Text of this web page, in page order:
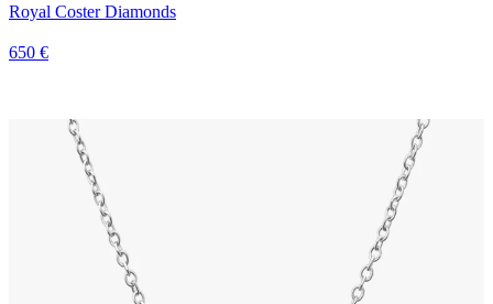
Royal Coster Diamonds
650 €